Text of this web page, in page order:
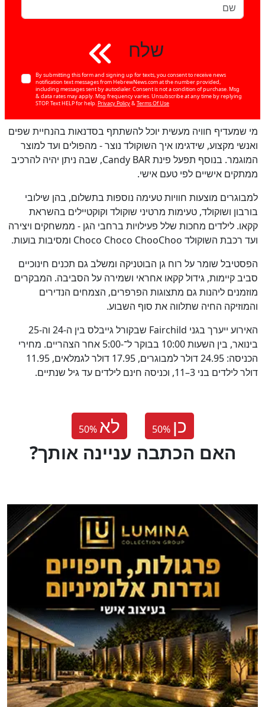
שלח
By submitting this form and signing up for texts, you consent to receive news
notification text messages from HebrewNews.com at the number provided,
including messages sent by autodialer. Consent is not a condition of purchase. Msg
& data rates may apply. Msg frequency varies. Unsubscribe at any time by replying
STOP. Text HELP for help. Privacy Policy& Terms Of Use
מי שמעדיף חוויה מעשית יוכל להשתתף בסדנאות בהנחיית שפים
ואנשי מקצוע, שידגימו איך השוקולד נוצר - מהפולים ועד למוצר
המוגמר. בנוסף תפעל פינת Candy BAR, שבה ניתן יהיה להרכיב
ממתקים אישיים לפי טעם אישי.
למבוגרים מוצעות חוויות טעימה נוספות בתשלום, בהן שילובי
בורבון ושוקולד, טעימות מרטיני שוקולד וקוקטיילים בהשראת
קקאו. לילדים מחכות שלל פעילויות ברחבי הגן - ממשחקים ויצירה
ועד רכבת השוקולד Choco Choco ChooChoo ומסיבות בועות.
הפסטיבל שומר על רוח גן הבוטניקה ומשלב גם תכנים חינוכיים
סביב קיימות, גידול קקאו אחראי ושמירה על הסביבה. המבקרים
מוזמנים ליהנות גם מתצוגות הפרפרים, הצמחים הנדירים
והמוזיקה החיה שתלווה את סוף השבוע.
האירוע ייערך בגני Fairchild שבקורל גייבלס בין ה-24 וה-25
בינואר, בין השעות 10:00 בבוקר ל־-5:00 אחר הצהריים. מחירי
הכניסה: 24.95 דולר למבוגרים, 17.95 דולר לגמלאים, 11.95
דולר לילדים בני 3–11, וכניסה חינם לילדים עד גיל שנתיים.
50% לא 50% כן
?האם הכתבה עניינה אותך